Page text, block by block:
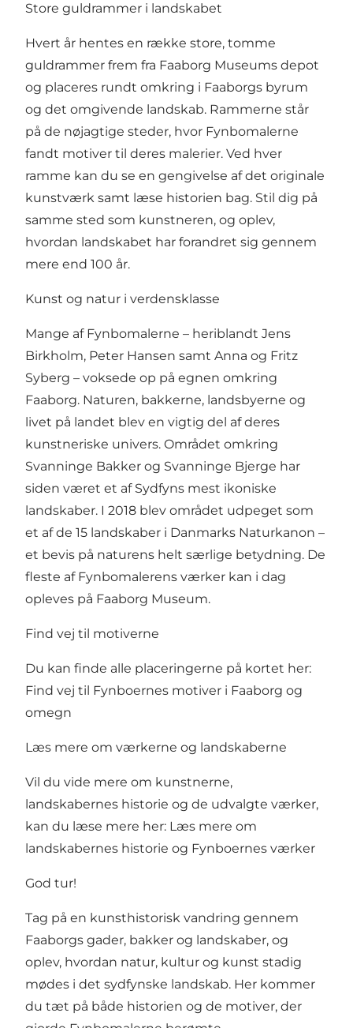
Store guldrammer i landskabet
Hvert år hentes en række store, tomme
guldrammer frem fra Faaborg Museums depot
og placeres rundt omkring i Faaborgs byrum
og det omgivende landskab. Rammerne står
på de nøjagtige steder, hvor Fynbomalerne
fandt motiver til deres malerier. Ved hver
ramme kan du se en gengivelse af det originale
kunstværk samt læse historien bag. Stil dig på
samme sted som kunstneren, og oplev,
hvordan landskabet har forandret sig gennem
mere end 100 år.
Kunst og natur i verdensklasse
Mange af Fynbomalerne – heriblandt Jens
Birkholm, Peter Hansen samt Anna og Fritz
Syberg – voksede op på egnen omkring
Faaborg. Naturen, bakkerne, landsbyerne og
livet på landet blev en vigtig del af deres
kunstneriske univers. Området omkring
Svanninge Bakker og Svanninge Bjerge har
siden været et af Sydfyns mest ikoniske
landskaber. I 2018 blev området udpeget som
et af de 15 landskaber i Danmarks Naturkanon –
et bevis på naturens helt særlige betydning. De
fleste af Fynbomalerens værker kan i dag
opleves på Faaborg Museum.
Find vej til motiverne
Du kan finde alle placeringerne på kortet her:
Find vej til Fynboernes motiver i Faaborg og
omegn
Læs mere om værkerne og landskaberne
Vil du vide mere om kunstnerne,
landskabernes historie og de udvalgte værker,
kan du læse mere her: Læs mere om
landskabernes historie og Fynboernes værker
God tur!
Tag på en kunsthistorisk vandring gennem
Faaborgs gader, bakker og landskaber, og
oplev, hvordan natur, kultur og kunst stadig
mødes i det sydfynske landskab. Her kommer
du tæt på både historien og de motiver, der